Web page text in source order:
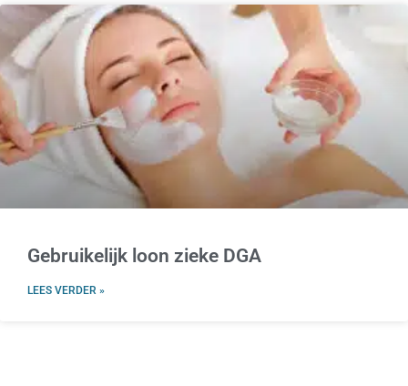
Gebruikelijk loon zieke DGA
LEES VERDER »